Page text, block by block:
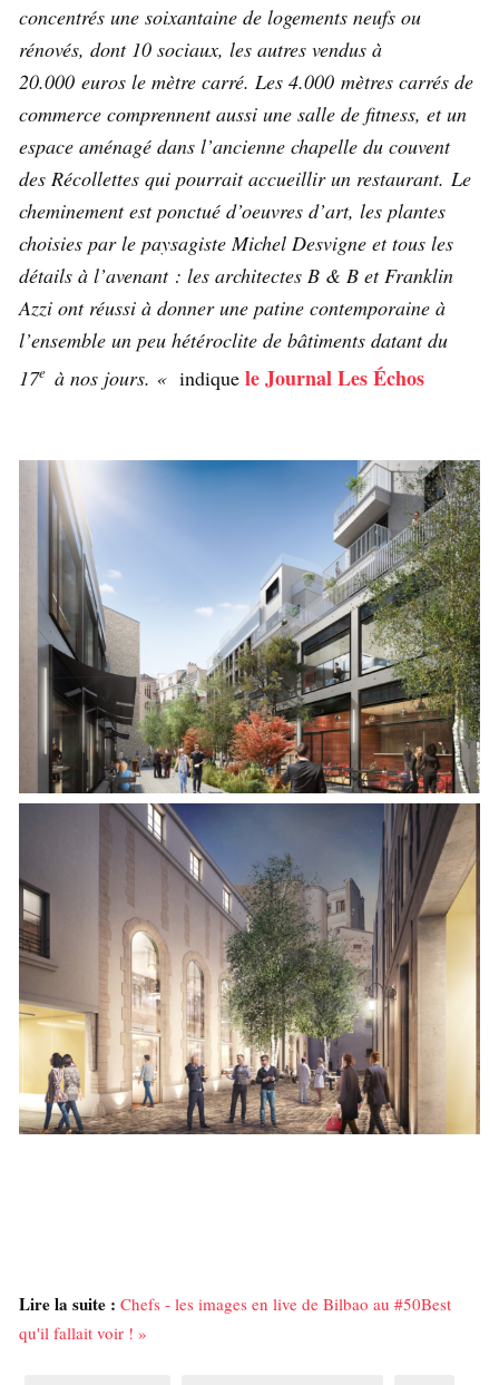
concentrés une soixantaine de logements neufs ou
rénovés, dont 10 sociaux, les autres vendus à
20.000 euros le mètre carré. Les 4.000 mètres carrés de
commerce comprennent aussi une salle de fitness, et un
espace aménagé dans l’ancienne chapelle du couvent
des Récollettes qui pourrait accueillir un restaurant. Le
cheminement est ponctué d’oeuvres d’art, les plantes
choisies par le paysagiste Michel Desvigne et tous les
détails à l’avenant : les architectes B & B et Franklin
Azzi ont réussi à donner une patine contemporaine à
l’ensemble un peu hétéroclite de bâtiments datant du
17e à nos jours. « indique le Journal Les Échos
Lire la suite : Chefs - les images en live de Bilbao au #50Best
qu'il fallait voir ! »